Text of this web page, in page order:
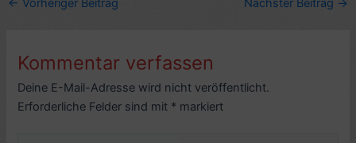
← Vorheriger Beitrag Nächster Beitrag →
Kommentar verfassen
Deine E-Mail-Adresse wird nicht veröffentlicht.
Erforderliche Felder sind mit * markiert